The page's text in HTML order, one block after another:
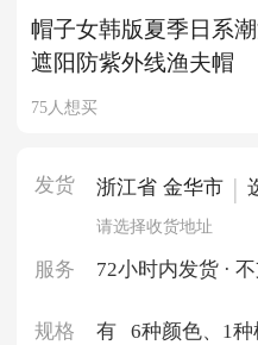
帽子女韩版夏季日系
遮阳防紫外线渔夫帽
75人想买
发货 浙江省 金华市 |
请选择收货地址
服务 72小时内发货 ·
规格 有 6种颜色、1种